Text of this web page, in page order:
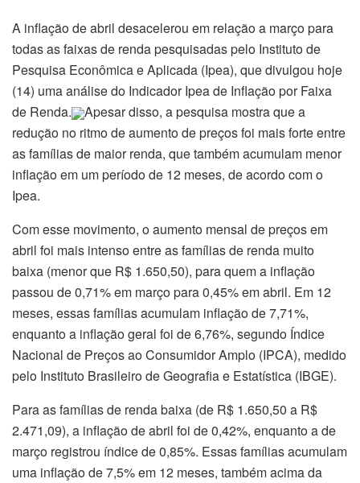
A inflação de abril desacelerou em relação a março para
todas as faixas de renda pesquisadas pelo Instituto de
Pesquisa Econômica e Aplicada (Ipea), que divulgou hoje
(14) uma análise do Indicador Ipea de Inflação por Faixa
de Renda.
Apesar disso, a pesquisa mostra que a
redução no ritmo de aumento de preços foi mais forte entre
as famílias de maior renda, que também acumulam menor
inflação em um período de 12 meses, de acordo com o
Ipea.
Com esse movimento, o aumento mensal de preços em
abril foi mais intenso entre as famílias de renda muito
baixa (menor que R$ 1.650,50), para quem a inflação
passou de 0,71% em março para 0,45% em abril. Em 12
meses, essas famílias acumulam inflação de 7,71%,
enquanto a inflação geral foi de 6,76%, segundo Índice
Nacional de Preços ao Consumidor Amplo (IPCA), medido
pelo Instituto Brasileiro de Geografia e Estatística (IBGE).
Para as famílias de renda baixa (de R$ 1.650,50 a R$
2.471,09), a inflação de abril foi de 0,42%, enquanto a de
março registrou índice de 0,85%. Essas famílias acumulam
uma inflação de 7,5% em 12 meses, também acima da